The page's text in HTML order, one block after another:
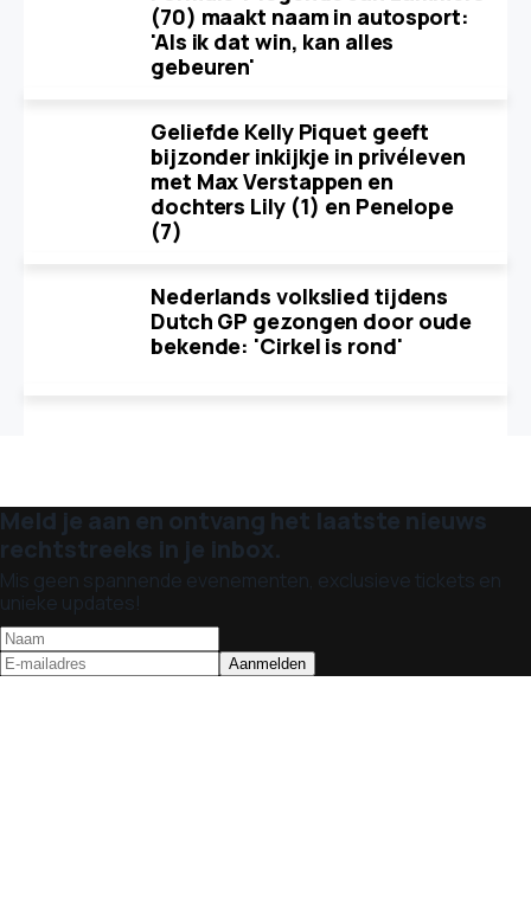
(70) maakt naam in autosport:
'Als ik dat win, kan alles
gebeuren'
Geliefde Kelly Piquet geeft
bijzonder inkijkje in privéleven
met Max Verstappen en
dochters Lily (1) en Penelope
(7)
Nederlands volkslied tijdens
Dutch GP gezongen door oude
bekende: 'Cirkel is rond'
Meld je aan en ontvang het laatste nieuws
rechtstreeks in je inbox.
Mis geen spannende evenementen, exclusieve tickets en
unieke updates!